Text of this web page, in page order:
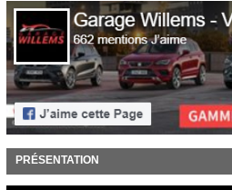
PRÉSENTATION